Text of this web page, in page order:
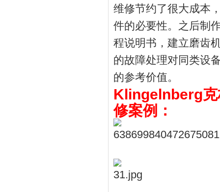
维修节约了很大成本
件的必要性。之后制
程说明书，建立磨齿
的故障处理对同类设
的参考价值。
‌Klingelnberg克
修案例 ：